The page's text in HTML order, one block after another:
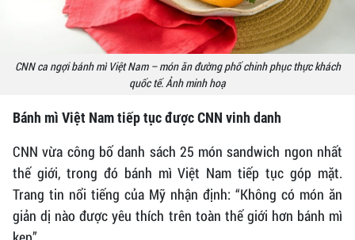
CNN ca ngợi bánh mì Việt Nam – món ăn đường phố chinh phục thực khách
quốc tế. Ảnh minh hoạ
Bánh mì Việt Nam tiếp tục được CNN vinh danh
CNN vừa công bố danh sách 25 món sandwich ngon nhất
thế giới, trong đó bánh mì Việt Nam tiếp tục góp mặt.
Trang tin nổi tiếng của Mỹ nhận định: “Không có món ăn
giản dị nào được yêu thích trên toàn thế giới hơn bánh mì